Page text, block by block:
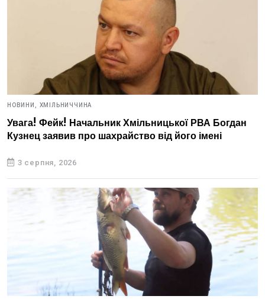
НОВИНИ, ХМІЛЬНИЧЧИНА
Увага! Фейк! Начальник Хмільницької РВА Богдан
Кузнец заявив про шахрайство від його імені
3 серпня, 2026